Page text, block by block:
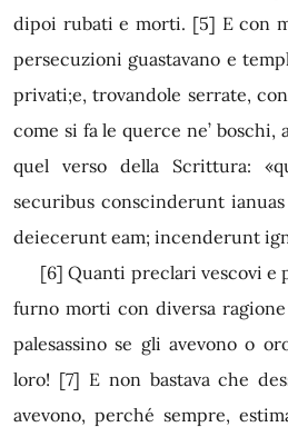
dipoi rubati e morti. [5] E con
persecuzioni guastavano e
privati;e, trovandole serrate,
come si fa le querce ne’
quel verso della Scrittura:
securibus conscinderunt
deiecerunt eam; incenderunt
[6] Quanti preclari vescovi e
furno morti con diversa
palesassino se gli avevono o
loro! [7] E non bastava che
avevono, perché sempre,